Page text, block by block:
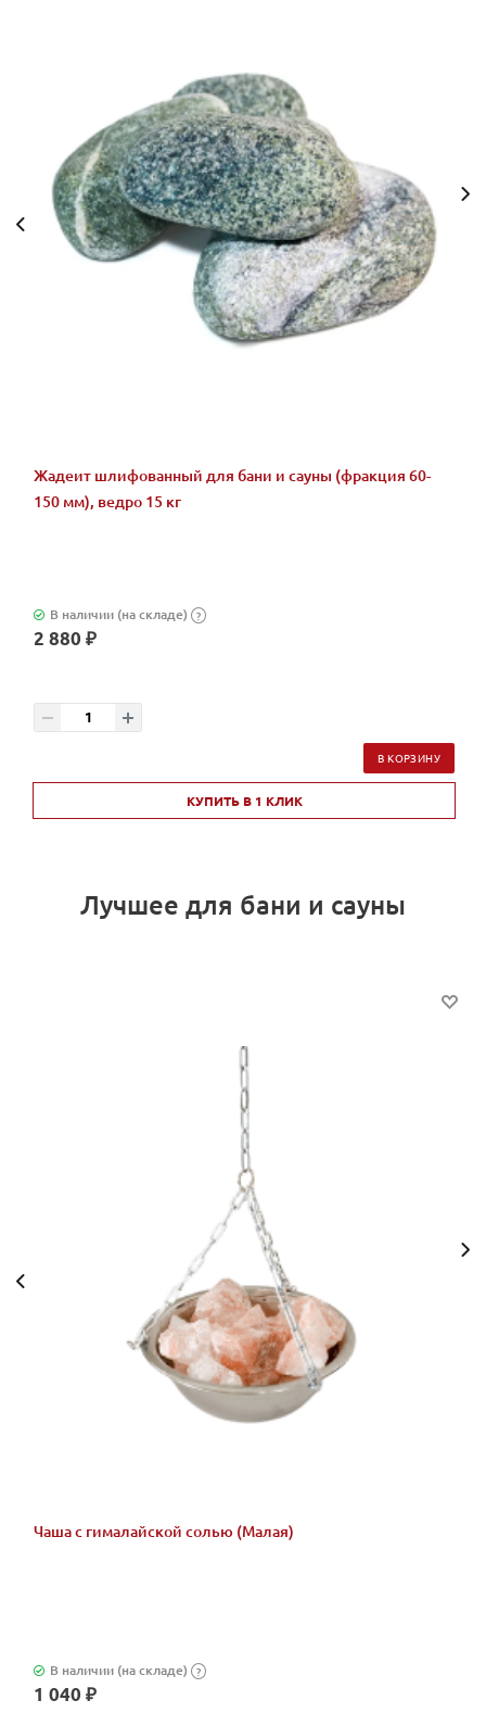
Жадеит шлифованный для бани и сауны (фракция 60-
150 мм), ведро 15 кг
В наличии (на складе) ?
2 880 ₽
В КОРЗИНУ
КУПИТЬ В 1 КЛИК
Лучшее для бани и сауны
Чаша с гималайской солью (Малая)
В наличии (на складе) ?
1 040 ₽